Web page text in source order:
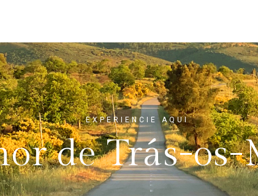
EXPERIENCIE AQUI
de Trás-os-